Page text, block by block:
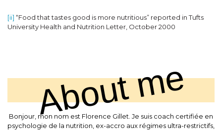
[ii] “Food that tastes good is more nutritious” reported in Tufts
University Health and Nutrition Letter, October 2000
About me
Bonjour, mon nom est Florence Gillet. Je suis coach certifiée en
psychologie de la nutrition, ex-accro aux régimes ultra-restrictifs,